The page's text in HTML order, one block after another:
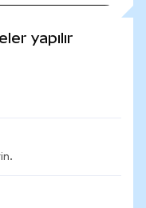
yapılır